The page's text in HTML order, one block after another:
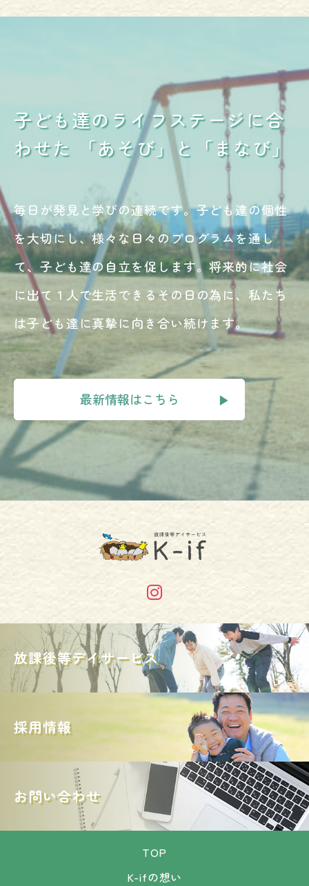
子ども達のライフステージに合
わせた
「あそび」と「まなび」
毎日が発見と学びの連続です。子ども達の個性
を大切にし、様々な日々のプログラムを通し
て、子ども達の自立を促します。将来的に社会
に出て１人で生活できるその日の為に、私たち
は子ども達に真摯に向き合い続けます。
最新情報はこちら
放課後等デイサービス
採用情報
お問い合わせ
TOP
K-ifの想い